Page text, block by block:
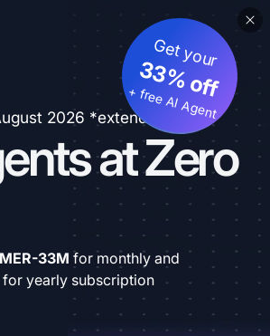
2026 *extended
at Zero
Get your
33% off
+ free AI Agent
33M for monthly and
for yearly subscription